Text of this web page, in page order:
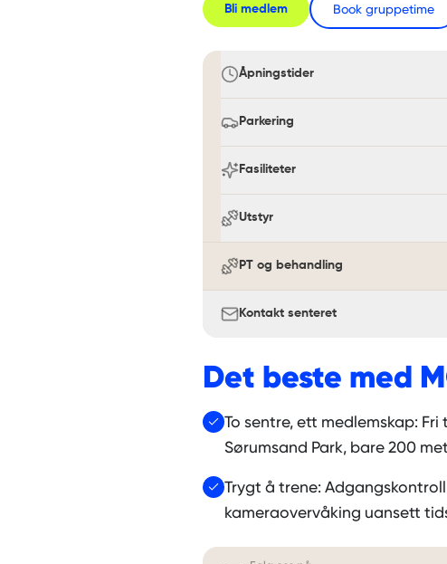
Bli medlem Book gruppetime
Åpningstider
Parkering
Fasiliteter
Utstyr
PT og behandling
Kontakt senteret
Det beste med
To sentre, ett medlemskap: Fri
Sørumsand Park, bare 200
Trygt å trene:
kameraovervåking uansett